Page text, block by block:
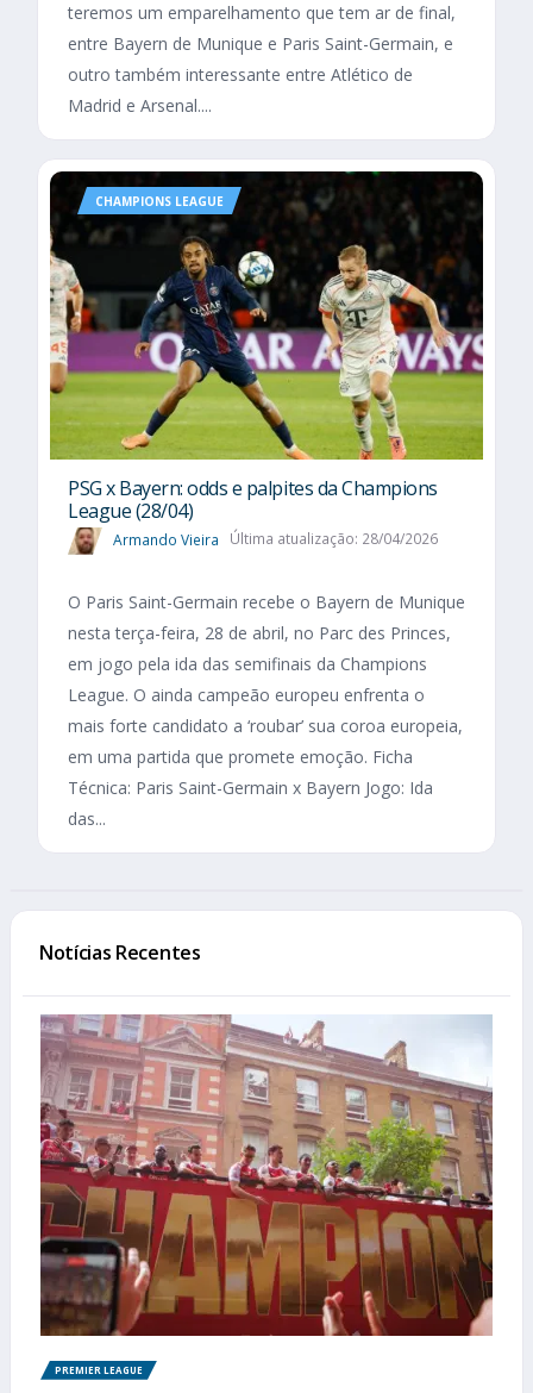
teremos um emparelhamento que tem ar de final,
entre Bayern de Munique e Paris Saint-Germain, e
outro também interessante entre Atlético de
Madrid e Arsenal....
CHAMPIONS LEAGUE
PSG x Bayern: odds e palpites da Champions
League (28/04)
Armando Vieira Última atualização: 28/04/2026
O Paris Saint-Germain recebe o Bayern de Munique
nesta terça-feira, 28 de abril, no Parc des Princes,
em jogo pela ida das semifinais da Champions
League. O ainda campeão europeu enfrenta o
mais forte candidato a ‘roubar’ sua coroa europeia,
em uma partida que promete emoção. Ficha
Técnica: Paris Saint-Germain x Bayern Jogo: Ida
das...
Notícias Recentes
PREMIER LEAGUE